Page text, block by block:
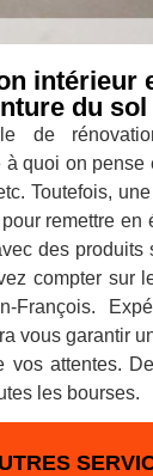
intérieur
du sol
de
à quoi on pense
Toutefois,
remettre en
des produits
compter sur
François.
vous garantir
vos attentes.
les bourses.